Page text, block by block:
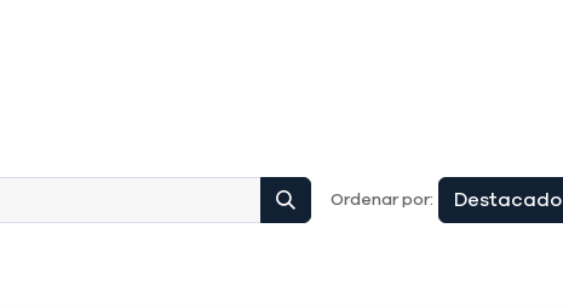
Ordenar por: Destacado